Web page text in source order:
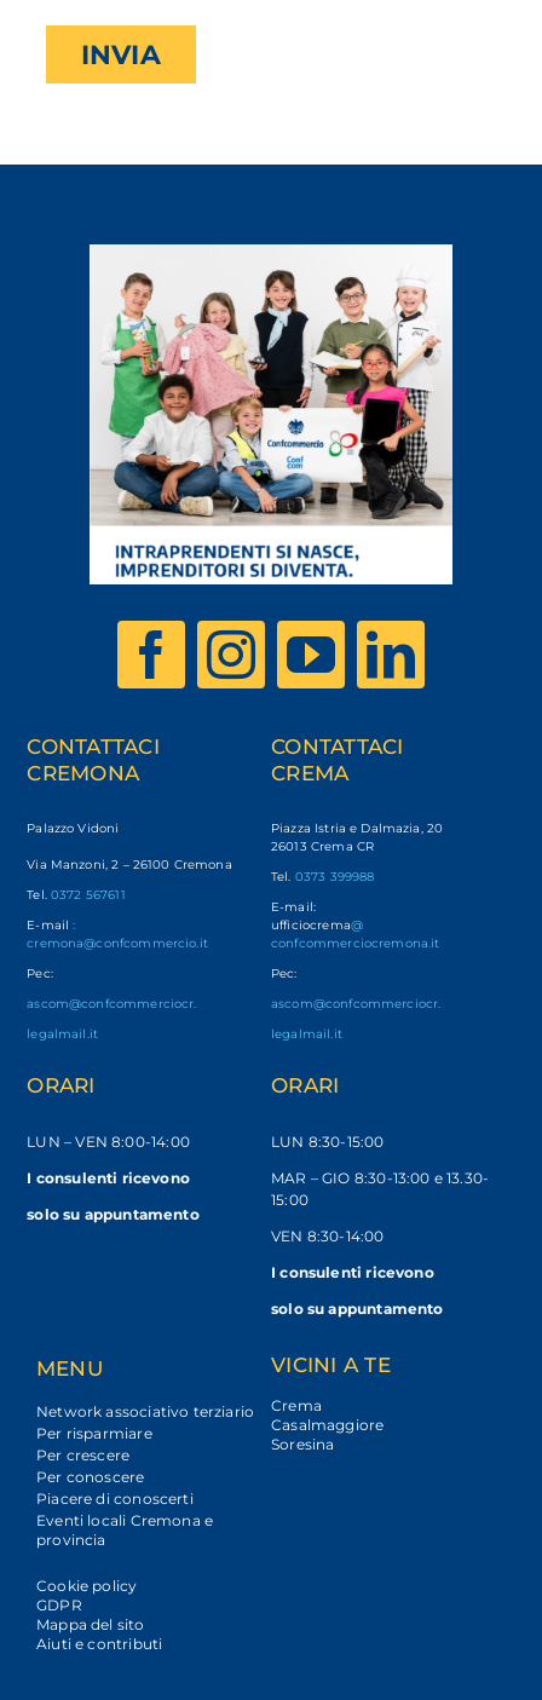
CONTATTACI
CREMONA
Palazzo Vidoni
Via Manzoni, 2 – 26100 Cremona
Tel. 0372 567611
E-mail:
cremona@confcommercio.it
Pec:
ascom@confcommerciocr.
legalmail.it
ORARI
LUN – VEN8:00-14:00
I consulenti ricevono
solosu appuntamento
CONTATTACI
CREMA
Piazza Istria e Dalmazia, 20
26013 Crema CR
Tel. 0373 399988
E-mail:
ufficiocrema@
confcommerciocremona.it
Pec:
ascom@confcommerciocr.
legalmail.it
ORARI
LUN 8:30-15:00
MAR – GIO 8:30-13:00 e 13.30-
15:00
VEN 8:30-14:00
I consulenti ricevono
solo su appuntamento
MENU
Network associativo terziario
Per risparmiare
Per crescere
Per conoscere
Piacere di conoscerti
Eventi locali Cremona e
provincia
Cookie policy
GDPR
Mappa del sito
Aiuti e contributi
VICINI A TE
Crema
Casalmaggiore
Soresina